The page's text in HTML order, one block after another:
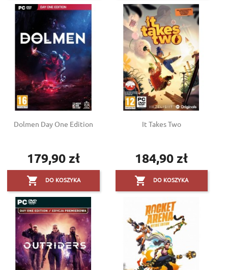
Dolmen Day One Edition
Cena
179,90 zł
 DO KOSZYKA
It Takes Two
Cena
184,90 zł
 DO KOSZYKA